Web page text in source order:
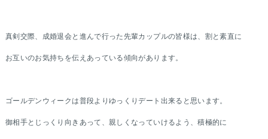
真剣交際、成婚退会と進んで行った先輩カップルの皆様は、割と素直に
お互いのお気持ちを伝えあっている傾向があります。
ゴールデンウィークは普段よりゆっくりデート出来ると思います。
御相手とじっくり向きあって、親しくなっていけるよう、積極的に